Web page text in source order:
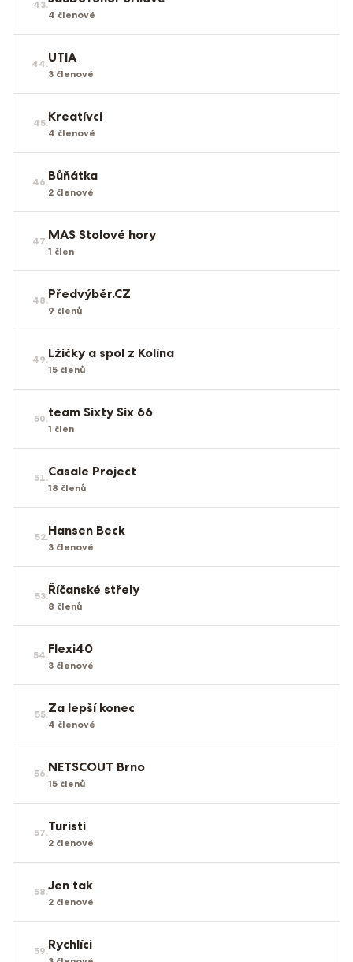
43.
4 členové
44.UTIA
3 členové
45.Kreatívci
4 členové
46.Bůňátka
2 členové
47.MAS Stolové hory
1 člen
48.Předvýběr.CZ
9 členů
49.Lžičky a spol z Kolína
15 členů
50.team Sixty Six 66
1 člen
51.Casale Project
18 členů
52.Hansen Beck
3 členové
53.Říčanské střely
8 členů
54.Flexi40
3 členové
55.Za lepší konec
4 členové
56.NETSCOUT Brno
15 členů
57.Turisti
2 členové
58.Jen tak
2 členové
59.Rychlíci